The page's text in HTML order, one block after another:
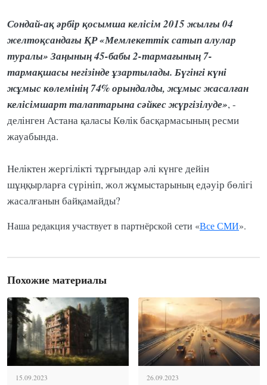
Сондай-ақ әрбір қосымша келісім 2015 жылғы 04
желтоқсандағы ҚР «Мемлекеттік сатып алулар
туралы» Заңының 45-бабы 2-тармағының 7-
тармақшасы негізінде ұзартылады. Бүгінгі күні
жұмыс көлемінің 74% орындалды, жұмыс жасалған
келісімшарт талаптарына сәйкес жүргізілуде», -
делінген Астана қаласы Көлік басқармасының ресми
жауабында.
Неліктен жергілікті тұрғындар әлі күнге дейін
шұңқырларға сүрініп, жол жұмыстарының едәуір бөлігі
жасалғанын байқамайды?
Наша редакция участвует в партнёрской сети «Все СМИ».
Похожие материалы
15.09.2023 26.09.2023